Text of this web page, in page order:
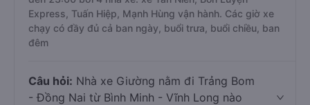
Express, Tuấn Hiệp, Mạnh Hùng vận hành. Các giờ xe
chạy có đầy đủ cả ban ngày, buổi trưa, buổi chiều, ban
đêm
Câu hỏi: Nhà xe Giường nằm đi Trảng Bom
- Đồng Nai từ Bình Minh - Vĩnh Long nào